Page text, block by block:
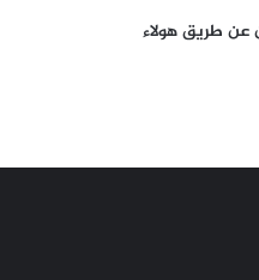
عن طريق هولاء